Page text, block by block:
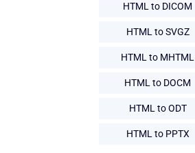
HTML to DICOM
HTML to SVGZ
HTML to MHTML
HTML to DOCM
HTML to ODT
HTML to PPTX